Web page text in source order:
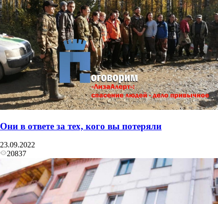
Они в ответе за тех, кого вы потеряли
23.09.2022
20837